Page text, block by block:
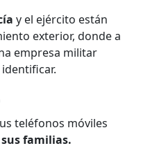
y el ejército están
exterior, donde a
empresa militar
teléfonos móviles
familias.